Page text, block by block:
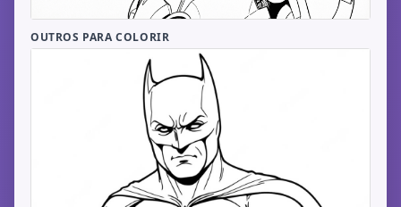
OUTROS PARA COLORIR